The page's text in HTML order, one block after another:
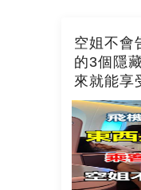
空姐不會
的3個隱
來就能享
吃虧了